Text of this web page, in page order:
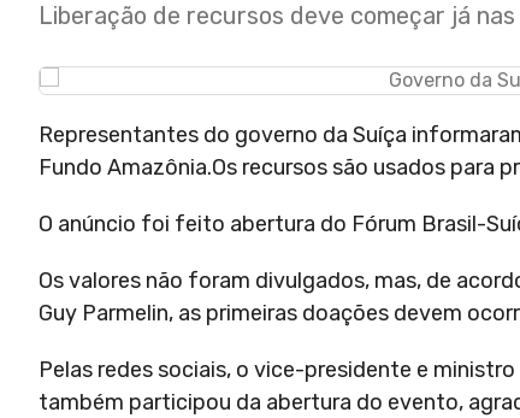
Liberação de recursos deve começar já
Representantes do governo da Suíça
Fundo Amazônia.Os recursos são usados
O anúncio foi feito abertura do Fórum Brasil-
Os valores não foram divulgados, mas, de
Guy Parmelin, as primeiras doações devem
Pelas redes sociais, o vice-presidente e
também participou da abertura do evento,